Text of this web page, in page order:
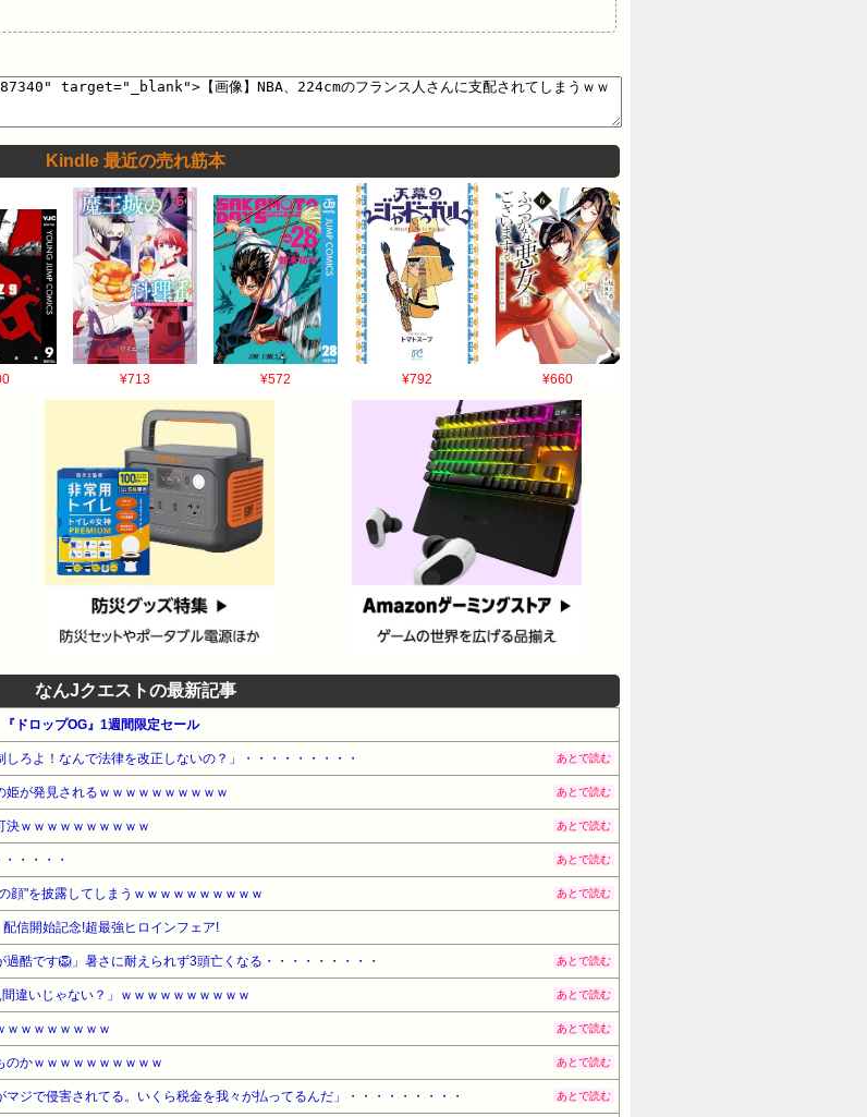
Kindle 最近の売れ筋本
¥713 ¥572 ¥792 ¥660
なんJクエストの最新記事
ドロップOG』1週間限定セール
ろよ！なんで法律を改正しないの？」・・・・・・・・・ あとで読む
姫が発見されるｗｗｗｗｗｗｗｗｗｗ あとで読む
決ｗｗｗｗｗｗｗｗｗｗ あとで読む
・・・・ あとで読む
顔"を披露してしまうｗｗｗｗｗｗｗｗｗｗ あとで読む
信開始記念!超最強ヒロインフェア!
酷です🦁」暑さに耐えられず3頭亡くなる・・・・・・・・・ あとで読む
違いじゃない？」ｗｗｗｗｗｗｗｗｗｗ あとで読む
ｗｗｗｗｗｗｗｗ あとで読む
のかｗｗｗｗｗｗｗｗｗｗ あとで読む
マジで侵害されてる。いくら税金を我々が払ってるんだ」・・・・・・・・・ あとで読む